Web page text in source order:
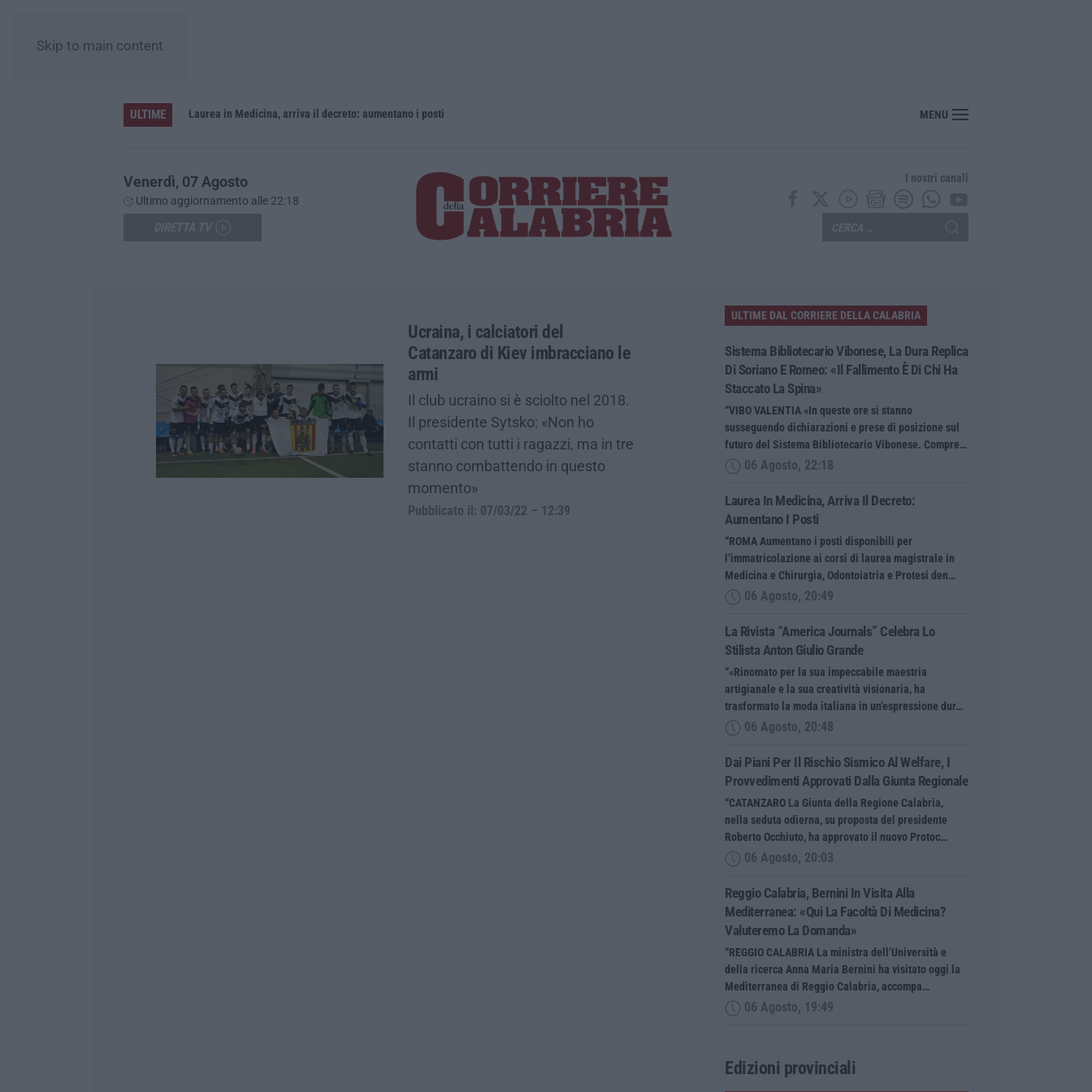
Skip to main content
ULTIME
Sistema bibliotecario vibonese, la dura replica di Soriano e Romeo: «Il fallimento è di chi ha staccato la spina» Laurea in Medicina, arriva il decreto: aumentano i posti La rivista “America Journals” celebra lo stilista Anton Giulio Grande
MENU
Venerdì, 07 Agosto
Ultimo aggiornamento alle 22:18
I nostri canali
Ucraina, i calciatori del
Catanzaro di Kiev imbracciano le
armi
Il club ucraino si è sciolto nel 2018.
Il presidente Sytsko: «Non ho
contatti con tutti i ragazzi, ma in tre
stanno combattendo in questo
momento»
Pubblicato il: 07/03/22 – 12:39
ULTIME DAL CORRIERE DELLA CALABRIA
Sistema Bibliotecario Vibonese, La Dura Replica
Di Soriano E Romeo: «Il Fallimento È Di Chi Ha
Staccato La Spina»
“VIBO VALENTIA «In queste ore si stanno
susseguendo dichiarazioni e prese di posizione sul
futuro del Sistema Bibliotecario Vibonese. Compre…
06 Agosto, 22:18
Laurea In Medicina, Arriva Il Decreto:
Aumentano I Posti
“ROMA Aumentano i posti disponibili per
l’immatricolazione ai corsi di laurea magistrale in
Medicina e Chirurgia, Odontoiatria e Protesi den…
06 Agosto, 20:49
La Rivista “America Journals” Celebra Lo
Stilista Anton Giulio Grande
“«Rinomato per la sua impeccabile maestria
artigianale e la sua creatività visionaria, ha
trasformato la moda italiana in un’espressione dur…
06 Agosto, 20:48
Dai Piani Per Il Rischio Sismico Al Welfare, I
Provvedimenti Approvati Dalla Giunta Regionale
“CATANZARO La Giunta della Regione Calabria,
nella seduta odierna, su proposta del presidente
Roberto Occhiuto, ha approvato il nuovo Protoc…
06 Agosto, 20:03
Reggio Calabria, Bernini In Visita Alla
Mediterranea: «Qui La Facoltà Di Medicina?
Valuteremo La Domanda»
“REGGIO CALABRIA La ministra dell’Università e
della ricerca Anna Maria Bernini ha visitato oggi la
Mediterranea di Reggio Calabria, accompa…
06 Agosto, 19:49
Edizioni provinciali